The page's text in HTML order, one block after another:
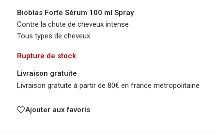
Bioblas Forte Sérum 100 ml Spray
Contre la chute de cheveux intense
Tous types de cheveux
Rupture de stock
Livraison gratuite
Livraison gratuite à partir de 80€ en france métropolitaine
Ajouter aux favoris